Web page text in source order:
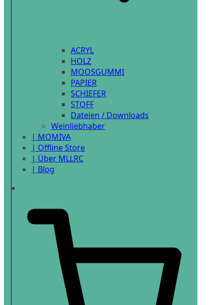
ACRYL
HOLZ
MOOSGUMMI
PAPIER
SCHIEFER
STOFF
Dateien / Downloads
Weinliebhaber
| MOMIVA
| Offline Store
| Über MLLRC
| Blog